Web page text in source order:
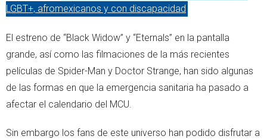
LGBT+, afromexicanos y con discapacidad
El estreno de “Black Widow” y “Eternals” en la pantalla
grande, así como las filmaciones de la más recientes
películas de Spider-Man y Doctor Strange, han sido algunas
de las formas en que la emergencia sanitaria ha pasado a
afectar el calendario del MCU.
Sin embargo los fans de este universo han podido disfrutar a